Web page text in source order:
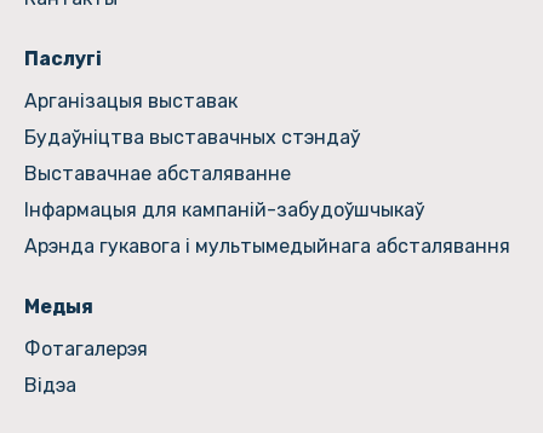
Паслугі
Арганізацыя выставак
Будаўніцтва выставачных стэндаў
Выставачнае абсталяванне
Інфармацыя для кампаній-забудоўшчыкаў
Арэнда гукавога і мультымедыйнага абсталявання
Медыя
Фотагалерэя
Відэа